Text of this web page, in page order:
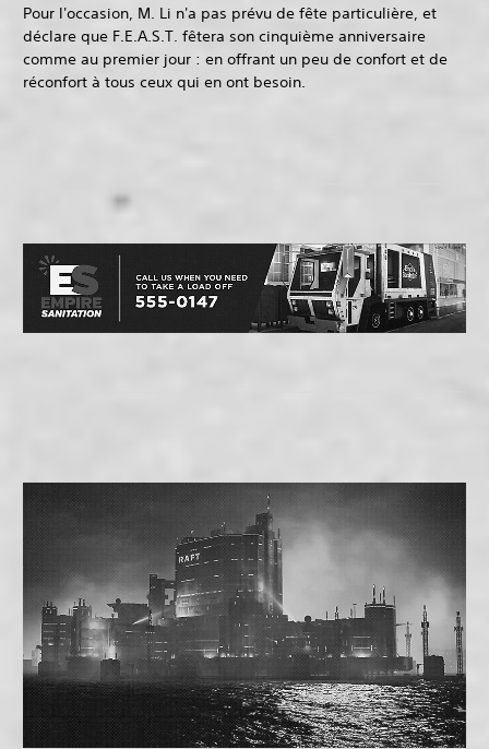
Pour l'occasion, M. Li n'a pas prévu de fête particulière, et
déclare que F.E.A.S.T. fêtera son cinquième anniversaire
comme au premier jour : en offrant un peu de confort et de
réconfort à tous ceux qui en ont besoin.